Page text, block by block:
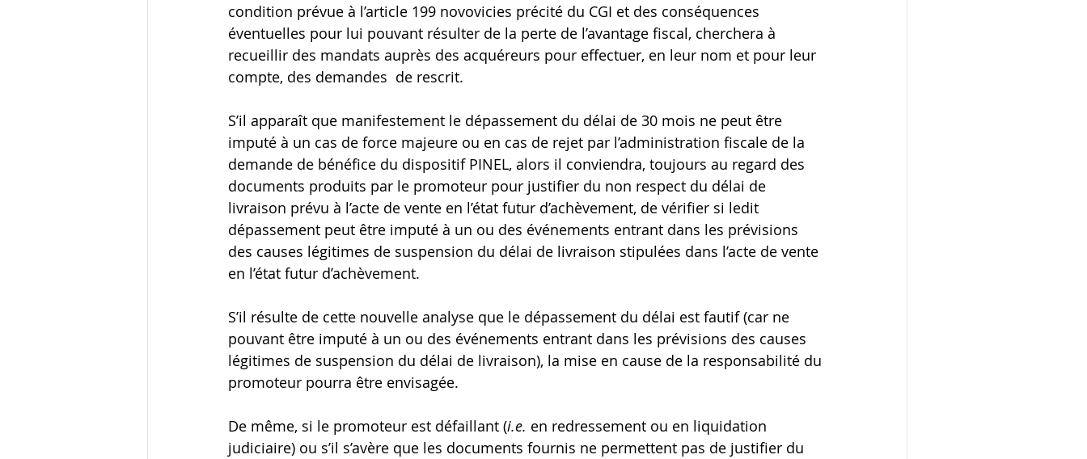
condition prévue à l’article 199 novovicies précité du CGI et des conséquences
éventuelles pour lui pouvant résulter de la perte de l’avantage fiscal, cherchera à
recueillir des mandats auprès des acquéreurs pour effectuer, en leur nom et pour leur
compte, des demandes  de rescrit.
S’il apparaît que manifestement le dépassement du délai de 30 mois ne peut être
imputé à un cas de force majeure ou en cas de rejet par l’administration fiscale de la
demande de bénéfice du dispositif PINEL, alors il conviendra, toujours au regard des
documents produits par le promoteur pour justifier du non respect du délai de
livraison prévu à l’acte de vente en l’état futur d’achèvement, de vérifier si ledit
dépassement peut être imputé à un ou des événements entrant dans les prévisions
des causes légitimes de suspension du délai de livraison stipulées dans l’acte de vente
en l’état futur d’achèvement.
S’il résulte de cette nouvelle analyse que le dépassement du délai est fautif (car ne
pouvant être imputé à un ou des événements entrant dans les prévisions des causes
légitimes de suspension du délai de livraison), la mise en cause de la responsabilité du
promoteur pourra être envisagée.
De même, si le promoteur est défaillant (i.e. en redressement ou en liquidation
judiciaire) ou s’il s’avère que les documents fournis ne permettent pas de justifier du